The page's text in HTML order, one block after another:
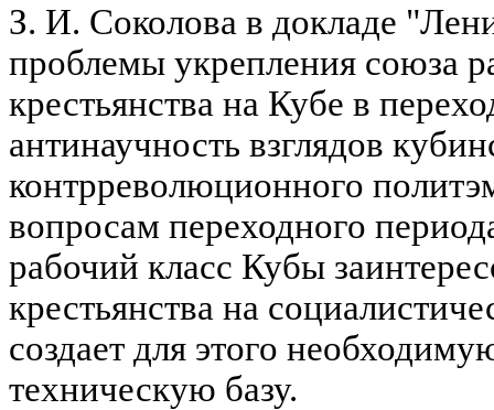
З. И. Соколова в докладе
проблемы укрепления союза
крестьянства на Кубе в
антинаучность взглядов
контрреволюционного
вопросам переходного
рабочий класс Кубы
крестьянства на
создает для этого
техническую базу.